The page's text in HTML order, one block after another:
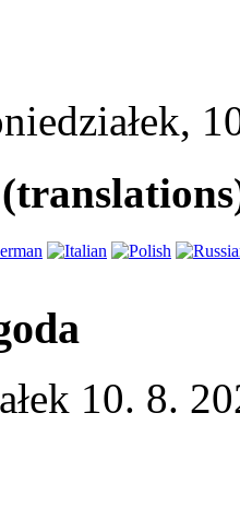
,
10. 8.